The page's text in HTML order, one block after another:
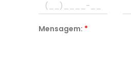
Mensagem: *